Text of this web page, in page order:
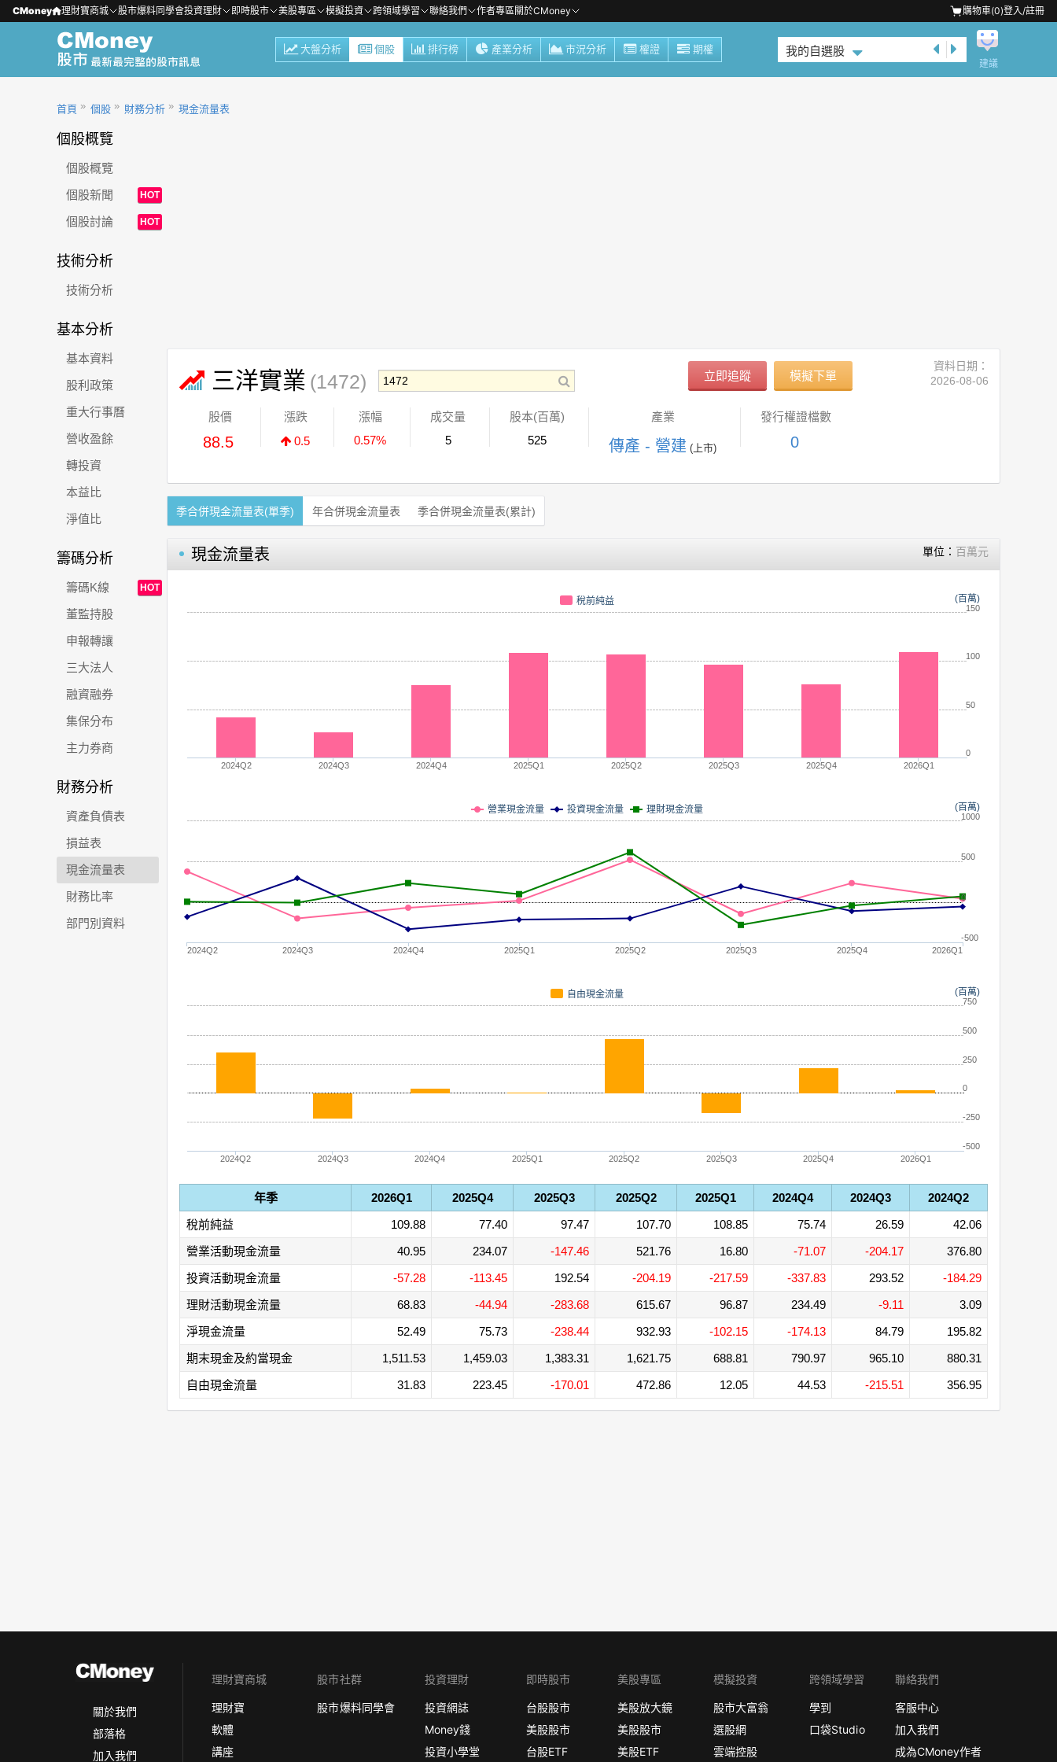
CMoney 理財寶商城 股市爆料同學會投資理財 即時股市 美股專區 模擬投資 跨領域學習 聯絡我們 作者專區關於CMoney 購物車(0)登入/註冊
大盤分析 個股 排行榜 產業分析 市況分析 權證 期權 我的自選股
建議
首頁 個股 財務分析 現金流量表
個股概覽
個股概覽
個股新聞
HOT
個股討論 HOT
技術分析
技術分析
基本分析
基本資料
股利政策
重大行事曆
營收盈餘
轉投資
本益比
淨值比
籌碼分析
籌碼K線 HOT
董監持股
申報轉讓
三大法人
融資融券
集保分布
主力券商
財務分析
資產負債表
損益表
現金流量表
財務比率
部門別資料
三洋實業 (1472) 立即追蹤 模擬下單
資料日期：
2026-08-06
股價
88.5
漲跌
0.5
漲幅
0.57%
成交量
5
股本(百萬)
525
產業
傳產 - 營建 (上市)
發行權證檔數
0
季合併現金流量表(單季) 年合併現金流量表 季合併現金流量表(累計)
現金流量表 單位： 百萬元
(百萬)
稅前純益
2024Q2 2024Q3 2024Q4 2025Q1 2025Q2 2025Q3 2025Q4 2026Q1
0
50
100
150
(百萬)
營業現金流量 投資現金流量 理財現金流量
2024Q2 2024Q3 2024Q4 2025Q1 2025Q2 2025Q3 2025Q4 2026Q1
-500
0
500
1000
(百萬)
自由現金流量
2024Q2 2024Q3 2024Q4 2025Q1 2025Q2 2025Q3 2025Q4 2026Q1
-500
-250
0
250
500
750
年季 2026Q1 2025Q4 2025Q3 2025Q2 2025Q1 2024Q4 2024Q3
2024Q2
稅前純益
109.88 77.40 97.47 107.70 108.85 75.74 26.59
42.06
營業活動現金流量
40.95 234.07 -147.46 521.76 16.80 -71.07 -204.17
376.80
投資活動現金流量
-57.28 -113.45 192.54 -204.19 -217.59 -337.83 293.52
-184.29
理財活動現金流量
68.83 -44.94 -283.68 615.67 96.87 234.49 -9.11
3.09
淨現金流量
52.49 75.73 -238.44 932.93 -102.15 -174.13 84.79
195.82
期末現金及約當現金
1,511.53 1,459.03 1,383.31 1,621.75 688.81 790.97 965.10
880.31
自由現金流量
31.83 223.45 -170.01 472.86 12.05 44.53 -215.51 356.95
關於我們
部落格
加入我們
理財寶商城
理財寶
軟體
講座
股市社群
股市爆料同學會
投資理財
投資網誌
Money錢
投資小學堂
即時股市
台股股市
美股股市
台股ETF
美股專區
美股放大鏡
美股股市
美股ETF
模擬投資
股市大富翁
選股網
雲端控股
跨領域學習
學到
口袋Studio
聯絡我們
客服中心
加入我們
成為CMoney作者